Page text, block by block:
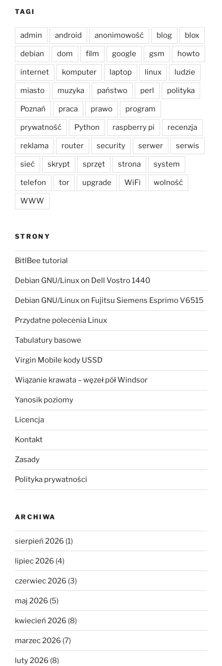
TAGI
admin android anonimowość blog blox
debian dom film google gsm howto
internet komputer laptop linux ludzie
miasto muzyka państwo perl polityka
Poznań praca prawo program
prywatność Python raspberry pi recenzja
reklama router security serwer serwis
sieć skrypt sprzęt strona system
telefon tor upgrade WiFi wolność
WWW
STRONY
BitlBee tutorial
Debian GNU/Linux on Dell Vostro 1440
Debian GNU/Linux on Fujitsu Siemens Esprimo V6515
Przydatne polecenia Linux
Tabulatury basowe
Virgin Mobile kody USSD
Wiązanie krawata – węzeł pół Windsor
Yanosik poziomy
Licencja
Kontakt
Zasady
Polityka prywatności
ARCHIWA
sierpień 2026 (1)
lipiec 2026 (4)
czerwiec 2026 (3)
maj 2026 (5)
kwiecień 2026 (8)
marzec 2026 (7)
luty 2026 (8)